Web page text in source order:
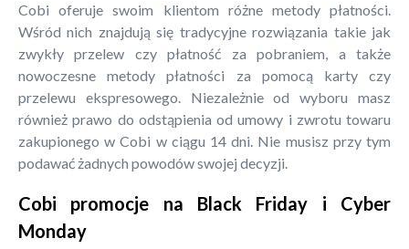
Cobi oferuje swoim klientom różne metody płatności.
Wśród nich znajdują się tradycyjne rozwiązania takie jak
zwykły przelew czy płatność za pobraniem, a także
nowoczesne metody płatności za pomocą karty czy
przelewu ekspresowego. Niezależnie od wyboru masz
również prawo do odstąpienia od umowy i zwrotu towaru
zakupionego w Cobi w ciągu 14 dni. Nie musisz przy tym
podawać żadnych powodów swojej decyzji.
Cobi promocje na Black Friday i Cyber
Monday